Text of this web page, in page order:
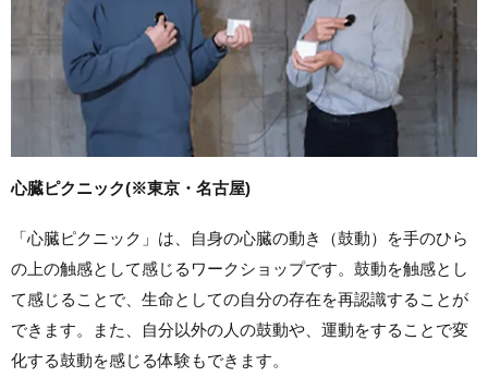
心臓ピクニック(※東京・名古屋)
「心臓ピクニック」は、自身の心臓の動き（鼓動）を手のひら
の上の触感として感じるワークショップです。鼓動を触感とし
て感じることで、生命としての自分の存在を再認識することが
できます。また、自分以外の人の鼓動や、運動をすることで変
化する鼓動を感じる体験もできます。